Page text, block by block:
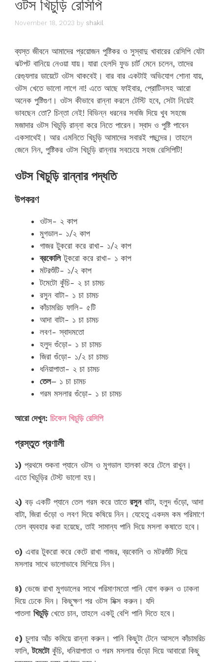
ওটস খিচুড়ি রেসিপি
November 18, 2023 by shakil
ব্যস্ত জীবনে আমাদের প্রয়োজন পুষ্টিকর ও সুস্বাদু খাবারের রেসিপি যেটা
ঝটপট বানিয়ে নেওয়া যায়। যারা হেলদি ফুড চার্ট মেনে চলেন, তাদের
রেগ্যুলার ডায়েটে ওটস থাকবেই। বার বার একটাই অভিযোগ শোনা যায়,
ওটস খেতে ভালো লাগে না! এতে আছে ফাইবার, প্রোটিনসহ আরো
অনেক পুষ্টিগুণ। ওটস কীভাবে রান্না করলে টেস্টি হবে, সেটা নিয়েই
ভাবছেন তো? চিন্তা নেই! বিভিন্ন ধরনের সবজি দিয়ে খুব সহজে
মজাদার ওটস খিচুড়ি রান্না করে নিতে পারেন। স্বাদ ও পুষ্টি পাবেন
একসাথেই। আর এমনিতে খিচুড়ি আমাদের সবারই পছন্দের। তাহলে
জেনে নিন, পুষ্টিকর ওটস খিচুড়ি রান্নার সবচেয়ে সহজ রেসিপিটি!
ওটস খিচুড়ি রান্নার পদ্ধতি
উপকরণ
ওটস- ২ কাপ
মুগডাল- ১/২ কাপ
গাজর টুকরো করে রাখা- ১/২ কাপ
ব্রকোলিটুকরো করে রাখা- ১ কাপ
মটরশুঁটি- ১/২ কাপ
টমেটো কুঁচি- ২ চা চামচ
রসুন বাটা- ১ চা চামচ
কাঁচামরিচ ফালি- ৫টি
আদা বাটা- ১ চা চামচ
লবণ- স্বাদমতো
হলুদ গুঁড়ো- ১ চা চামচ
জিরা গুঁড়ো- ১/২ চা চামচ
ধনিয়াপাতা- ২ চা চামচ
তেল– ১ চা চামচ
গরম মসলার গুঁড়ো- ১ চা চামচ
আরো দেখুন: চিকেন খিচুড়ি রেসিপি
প্রস্তুত প্রণালী
১) প্রথমে শুকনা প্যানে ওটস ও মুগডাল হালকা করে টেলে রাখুন।
এতে খিচুড়ির টেস্ট ভালো হয়।
২) বড় একটি প্যানে তেল গরম করে তাতে রসুনবাটা, হলুদ গুঁড়ো, আদা
বাটা, জিরা গুঁড়ো ও লবণ দিয়ে কষিয়ে নিন। যেহেতু একদম কম পরিমাণে
তেল ব্যবহার করা হয়েছে, তাই সামান্য পানি দিয়ে মসলা কষাতে হবে।
৩) এবার টুকরো করে কেটে রাখা গাজর, ব্রকোলি ও মটরশুঁটি দিয়ে
মসলার সাথে ভালোভাবে মিশিয়ে নিন।
৪) ভেজে রাখা মুগডালের সাথে পরিমাণমতো পানি যোগ করুন ও ঢাকনা
দিয়ে ঢেকে দিন। কিছুক্ষণ পর ওটস মিক্স করুন। যদি
পাতলা খিচুড়িখেতে চান, তাহলে একটু বেশি পানি দিতে হবে।
৫) চুলার আঁচ কমিয়ে রান্না করুন। পানি কিছুটা টেনে আসলে কাঁচামরিচ
ফালি,টমেটোকুঁচি, ধনিয়াপাতা ও গরম মসলার গুঁড়ো দিয়ে আবারো কিছু